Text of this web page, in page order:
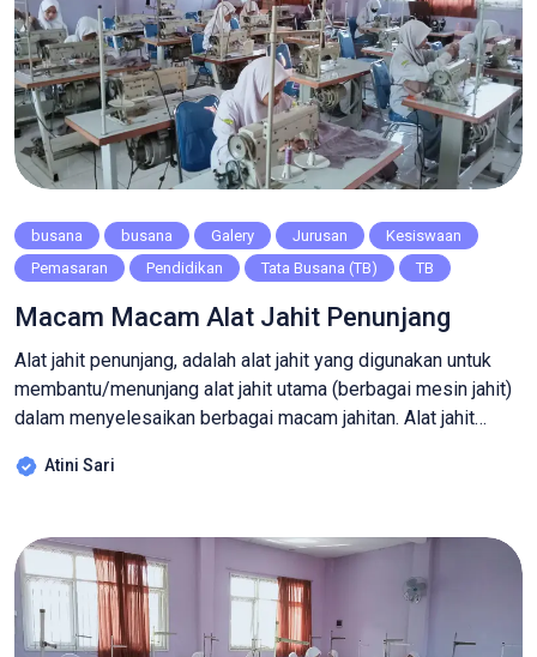
busana busana Galery Jurusan
Kesiswaan
Pemasaran
Pendidikan Tata Busana (TB) TB
Macam Macam Alat Jahit Penunjang
Alat jahit penunjang, adalah alat jahit yang digunakan untuk
membantu/menunjang alat jahit utama (berbagai mesin jahit)
dalam menyelesaikan berbagai macam jahitan. Alat jahit
dan alat tulis. Alat-alat pembuat pola, seperti skala, buku
kopi/koran, kertas dorslg merah biru dan boneka jahit. Alat-
alat […]
Atini Sari